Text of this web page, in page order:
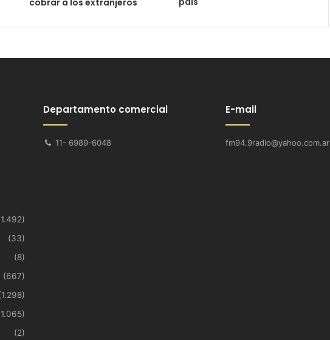
cobrar a los extranjeros
(33)
(8)
(667)
(2)
Departamento comercial
11- 6989-6048
E-mail
fm94.9radio@yahoo.com.ar